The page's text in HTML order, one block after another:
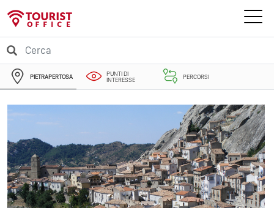
PIETRAPERTOSA
PUNTI DI
INTERESSE
PERCORSI